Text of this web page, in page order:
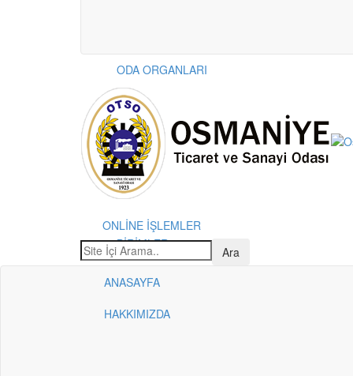
ODA ORGANLARI
BİRİMLER
ONLİNE İŞLEMLER
ANASAYFA
HAKKIMIZDA